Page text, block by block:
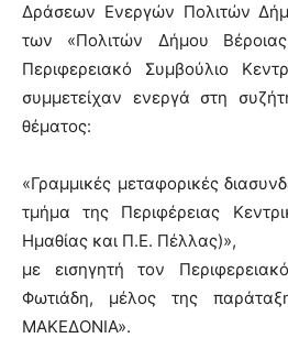
Δράσεων Ενεργών Πολιτών
των «Πολιτών Δήμου
Περιφερειακό Συμβούλιο
συμμετείχαν ενεργά στη
θέματος:
«Γραμμικές μεταφορικές
τμήμα της Περιφέρειας
Ημαθίας και Π.Ε. Πέλλας)»,
με εισηγητή τον
Φωτιάδη, μέλος της
ΜΑΚΕΔΟΝΙΑ».